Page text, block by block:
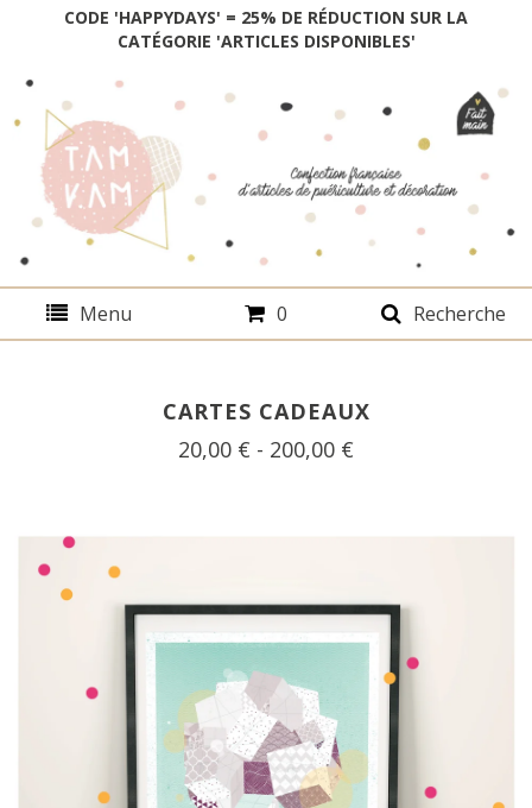
CODE 'HAPPYDAYS' = 25% DE RÉDUCTION SUR LA
CATÉGORIE 'ARTICLES DISPONIBLES'
Menu 0 Recherche
CARTES CADEAUX
20,00 € - 200,00 €